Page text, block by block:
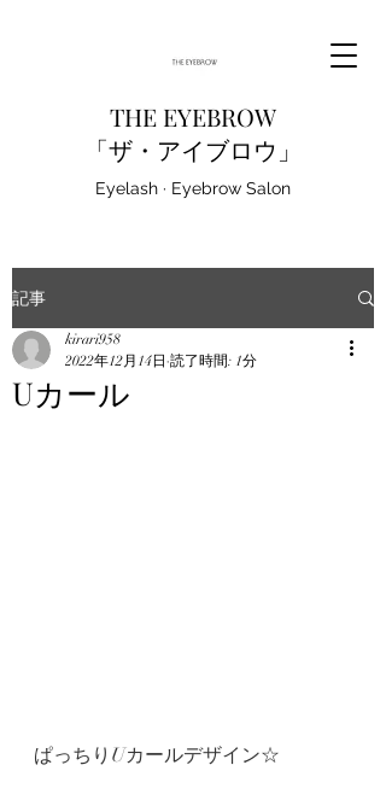
THE EYEBROW
「ザ・アイブロウ」
Eyelash · Eyebrow Salon
記事
Uカール
kirari958
2022年12月14日 読了時間: 1分
ぱっちりUカールデザイン☆